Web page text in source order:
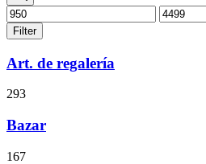
Filter
Art. de regalería
293
Bazar
167